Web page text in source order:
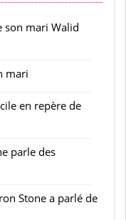
son mari Walid
mari
en repère de
parle des
Stone a parlé de